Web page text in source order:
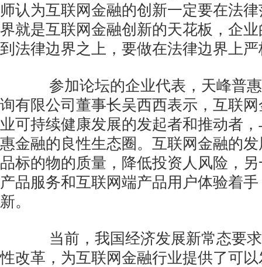
师认为互联网金融的创新一定要在法
界就是互联网金融创新的天花板，企
到法律边界之上，要做在法律边界上
参加论坛的企业代表，天峰普惠
询有限公司董事长吴西西表示，互联
业可持续健康发展的发起者和推动者
惠金融的良性生态圈。互联网金融的
品标的物的质量，降低投资人风险，
产品服务和互联网端产品用户体验着
新。
当前，我国经济发展新常态要求
性改革，为互联网金融行业提供了可